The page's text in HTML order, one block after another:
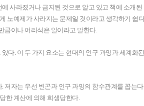
사라졌거나 금지된 것으로 알고 있고 책에 소개
노예제가 사라지는 문제일 것이라고 생각하기 쉽
큼이나 어리석은 일이라고 말한다.
다. 이 두 가지 요소는 현대의 인구 과잉과 세계
저자는 우선 빈곤과 인구 과잉의 함수관계를 꼽는
한 계산에 의해 희생당한다.